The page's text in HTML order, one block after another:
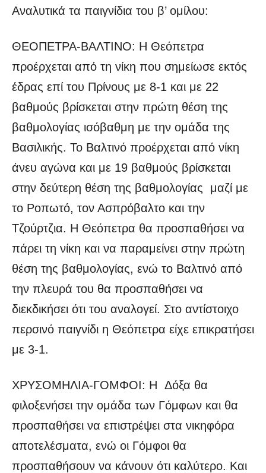
Αναλυτικά τα παιγνίδια του β’ ομίλου:
ΘΕΟΠΕΤΡΑ-ΒΑΛΤΙΝΟ: Η Θεόπετρα
προέρχεται από τη νίκη που σημείωσε εκτός
έδρας επί του Πρίνους με 8-1 και με 22
βαθμούς βρίσκεται στην πρώτη θέση της
βαθμολογίας ισόβαθμη με την ομάδα της
Βασιλικής. Το Βαλτινό προέρχεται από νίκη
άνευ αγώνα και με 19 βαθμούς βρίσκεται
στην δεύτερη θέση της βαθμολογίας μαζί με
το Ροπωτό, τον Ασπρόβαλτο και την
Τζούρτζια. Η Θεόπετρα θα προσπαθήσει να
πάρει τη νίκη και να παραμείνει στην πρώτη
θέση της βαθμολογίας, ενώ το Βαλτινό από
την πλευρά του θα προσπαθήσει να
διεκδικήσει ότι του αναλογεί. Στο αντίστοιχο
περσινό παιγνίδι η Θεόπετρα είχε επικρατήσει
με 3-1.
ΧΡΥΣΟΜΗΛΙΑ-ΓΟΜΦΟΙ: Η Δόξα θα
φιλοξενήσει την ομάδα των Γόμφων και θα
προσπαθήσει να επιστρέψει στα νικηφόρα
αποτελέσματα, ενώ οι Γόμφοι θα
προσπαθήσουν να κάνουν ότι καλύτερο. Και